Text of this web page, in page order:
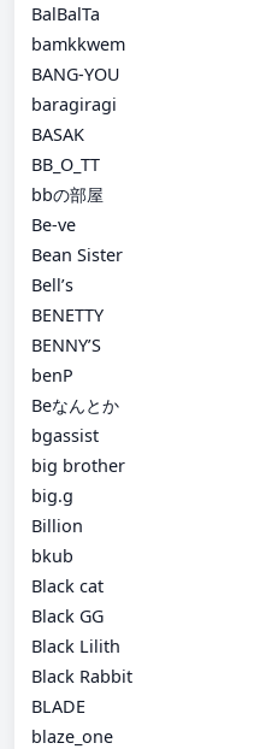
BalBalTa
bamkkwem
BANG-YOU
baragiragi
BASAK
BB_O_TT
bbの部屋
Be-ve
Bean Sister
Bell’s
BENETTY
BENNY’S
benP
Beなんとか
bgassist
big brother
big.g
Billion
bkub
Black cat
Black GG
Black Lilith
Black Rabbit
BLADE
blaze_one